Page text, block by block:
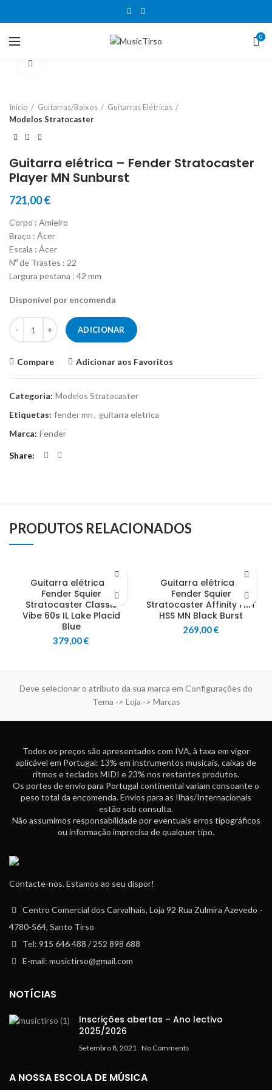
0
Início Guitarras/Baixos
Guitarras Elétricas
Modelos Stratocaster
Guitarra elétrica – Fender Stratocaster
Player MN Sunburst
721,00€
Corpo : Amieiro
Braço : Ácer
Escala : Ácer
Nº de Trastes : 22
Largura pestana : 42 mm
Disponível por encomenda
Quantidade de Guitarra elétrica - Fender Stratocaster Player MN
ADICIONAR
Compare Adicionar aos Favoritos
Categoria: Modelos Stratocaster
Etiquetas: fender mn, guitarra eletrica
Marca: Fender
Share
PRODUTOS RELACIONADOS
Guitarra elétrica –
Fender Squier
Stratocaster Classic
Vibe 60s IL Lake Placid
Blue
379,00€
Guitarra elétrica –
Fender Squier
Stratocaster Affinity FMT
HSS MN Black Burst
269,00€
Deve selecionar o atributo da sua marca em Configurações do
Tema -> Loja -> Marcas
Todos os preços são apresentados com IVA, à taxa em vigor
aplicável em Portugal: 13% em instrumentos musicais, caixas de
ritmos e teclados MIDI e 23% nos restantes produtos.
Os portes de envio para Portugal continental variam consoante o
peso total da encomenda. Envios para as Ilhas/Internacionais
estão sob consulta.
Não assumimos responsabilidade por eventuais erros tipográficos
ou informação imprecisa de qualquer tipo.
Contacte-nos. Estamos ao seu dispor!
Centro Comercial dos Carvalhais, Loja 92 Rua Zulmira Azevedo -
4780-564, Santo Tirso
Tel: 915 646 488 / 252 898 688
E-mail: musictirso@gmail.com
NOTÍCIAS
Inscrições abertas – Ano lectivo
2025/2026
Setembro 8, 2021 No Comments
A NOSSA ESCOLA DE MÚSICA